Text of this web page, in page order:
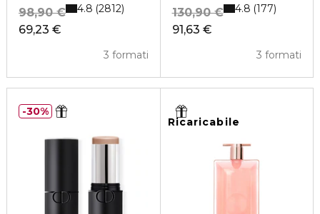
69,23 €
98,90 €
3 formati
4.8 2812
91,63 €
130,90 €
3 formati
4.8 177
30%
Ricaricabile